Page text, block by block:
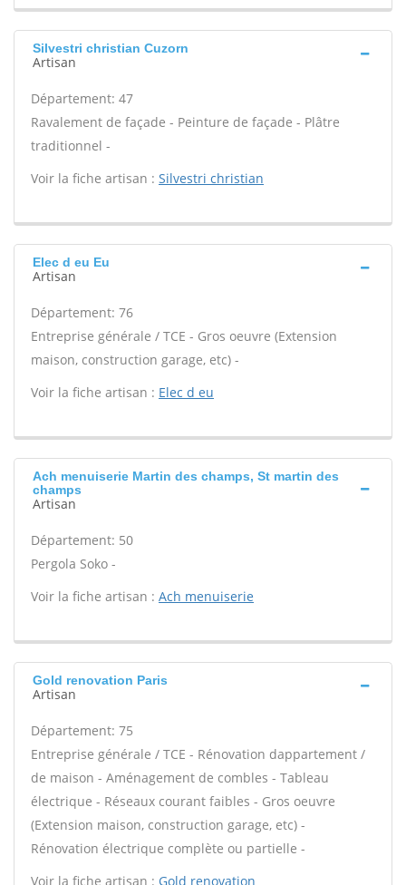
Silvestri christian Cuzorn
Artisan
Département: 47
Ravalement de façade - Peinture de façade - Plâtre
traditionnel -
Voir la fiche artisan : Silvestri christian
Elec d eu Eu
Artisan
Département: 76
Entreprise générale / TCE - Gros oeuvre (Extension
maison, construction garage, etc) -
Voir la fiche artisan : Elec d eu
Ach menuiserie Martin des champs, St martin des
champs
Artisan
Département: 50
Pergola Soko -
Voir la fiche artisan : Ach menuiserie
Gold renovation Paris
Artisan
Département: 75
Entreprise générale / TCE - Rénovation dappartement /
de maison - Aménagement de combles - Tableau
électrique - Réseaux courant faibles - Gros oeuvre
(Extension maison, construction garage, etc) -
Rénovation électrique complète ou partielle -
Voir la fiche artisan : Gold renovation